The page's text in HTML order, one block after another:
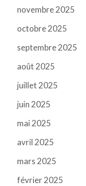
novembre 2025
octobre 2025
septembre 2025
août 2025
juillet 2025
juin 2025
mai 2025
avril 2025
mars 2025
février 2025